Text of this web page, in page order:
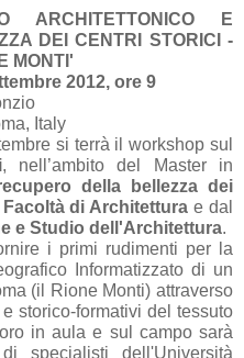
ARCHITETTONICO E
DEI CENTRI STORICI -
MONTI'
2012, ore 9
Italy
si terrà il workshop sul
, nell’ambito del Master in
della bellezza dei
Facoltà di Architetturae dal
e Studio dell'Architettura.
i primi rudimenti per la
Informatizzato di un
(il Rione Monti) attraverso
storico-formativi del tessuto
in aula e sul campo sarà
specialisti dell'Università